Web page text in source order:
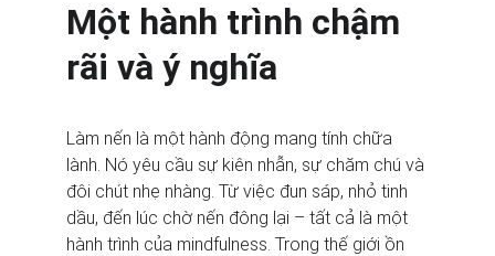
Một hành trình chậm
rãi và ý nghĩa
Làm nến là một hành động mang tính chữa
lành. Nó yêu cầu sự kiên nhẫn, sự chăm chú và
đôi chút nhẹ nhàng. Từ việc đun sáp, nhỏ tinh
dầu, đến lúc chờ nến đông lại – tất cả là một
hành trình của mindfulness. Trong thế giới ồn